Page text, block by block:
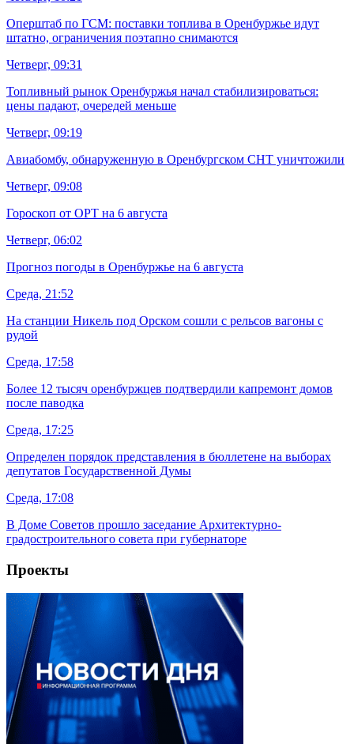
Оперштаб по ГСМ: поставки топлива в Оренбуржье идут
штатно, ограничения поэтапно снимаются
Четверг, 09:31
Топливный рынок Оренбуржья начал стабилизироваться:
цены падают, очередей меньше
Четверг, 09:19
Авиабомбу, обнаруженную в Оренбургском СНТ уничтожили
Четверг, 09:08
Гороскоп от ОРТ на 6 августа
Четверг, 06:02
Прогноз погоды в Оренбуржье на 6 августа
Среда, 21:52
На станции Никель под Орском сошли с рельсов вагоны с
рудой
Среда, 17:58
Более 12 тысяч оренбуржцев подтвердили капремонт домов
после паводка
Среда, 17:25
Определен порядок представления в бюллетене на выборах
депутатов Государственной Думы
Среда, 17:08
В Доме Советов прошло заседание Архитектурно-
градостроительного совета при губернаторе
Проекты